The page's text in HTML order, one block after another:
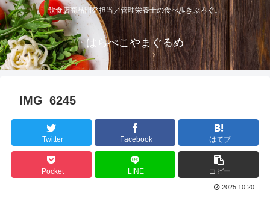
飲食店商品開発担当／管理栄養士の食べ歩きぶろぐ。
はらぺこやまぐるめ
IMG_6245
Twitter Facebook はてブ
Pocket LINE コピー
2025.10.20